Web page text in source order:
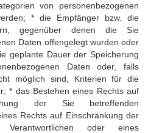
von personenbezogenen
* die Empfänger bzw. die
gegenüber denen die Sie
Daten offengelegt wurden oder
geplante Dauer der Speicherung
Daten oder, falls
möglich sind, Kriterien für die
* das Bestehen eines Rechts auf
der Sie betreffenden
Rechts auf Einschränkung der
oder eines